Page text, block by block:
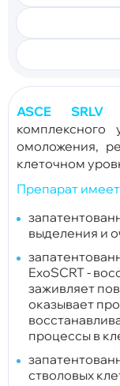
ASCE SRLV
комплексного
омоложения,
клеточном
Препарат
выделения и
ExoSCRT -
заживляет
оказывает
процессы в
стволовых